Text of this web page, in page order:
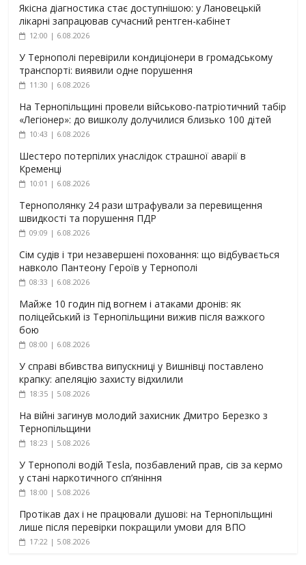
Якісна діагностика стає доступнішою: у Лановецькій
лікарні запрацював сучасний рентген-кабінет
12:00 | 6.08.2026
У Тернополі перевірили кондиціонери в громадському
транспорті: виявили одне порушення
11:30 | 6.08.2026
На Тернопільщині провели військово-патріотичний табір
«Легіонер»: до вишколу долучилися близько 100 дітей
10:43 | 6.08.2026
Шестеро потерпілих унаслідок страшної аварії в
Кременці
10:01 | 6.08.2026
Тернополянку 24 рази штрафували за перевищення
швидкості та порушення ПДР
09:09 | 6.08.2026
Сім судів і три незавершені поховання: що відбувається
навколо Пантеону Героїв у Тернополі
08:33 | 6.08.2026
Майже 10 годин під вогнем і атаками дронів: як
поліцейський із Тернопільщини вижив після важкого
бою
08:00 | 6.08.2026
У справі вбивства випускниці у Вишнівці поставлено
крапку: апеляцію захисту відхилили
18:35 | 5.08.2026
На війні загинув молодий захисник Дмитро Березко з
Тернопільщини
18:23 | 5.08.2026
У Тернополі водій Tesla, позбавлений прав, сів за кермо
у стані наркотичного сп’яніння
18:00 | 5.08.2026
Протікав дах і не працювали душові: на Тернопільщині
лише після перевірки покращили умови для ВПО
17:22 | 5.08.2026